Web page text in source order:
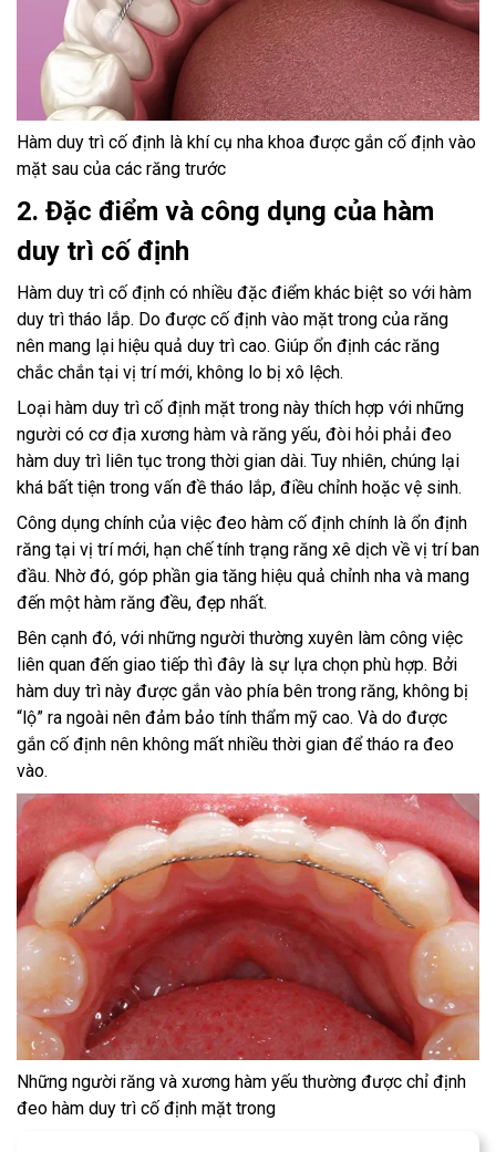
Hàm duy trì cố định là khí cụ nha khoa được gắn cố định vào
mặt sau của các răng trước
2. Đặc điểm và công dụng của hàm
duy trì cố định
Hàm duy trì cố định có nhiều đặc điểm khác biệt so với hàm
duy trì tháo lắp. Do được cố định vào mặt trong của răng
nên mang lại hiệu quả duy trì cao. Giúp ổn định các răng
chắc chắn tại vị trí mới, không lo bị xô lệch.
Loại hàm duy trì cố định mặt trong này thích hợp với những
người có cơ địa xương hàm và răng yếu, đòi hỏi phải đeo
hàm duy trì liên tục trong thời gian dài. Tuy nhiên, chúng lại
khá bất tiện trong vấn đề tháo lắp, điều chỉnh hoặc vệ sinh.
Công dụng chính của việc đeo hàm cố định chính là ổn định
răng tại vị trí mới, hạn chế tính trạng răng xê dịch về vị trí ban
đầu. Nhờ đó, góp phần gia tăng hiệu quả chỉnh nha và mang
đến một hàm răng đều, đẹp nhất.
Bên cạnh đó, với những người thường xuyên làm công việc
liên quan đến giao tiếp thì đây là sự lựa chọn phù hợp. Bởi
hàm duy trì này được gắn vào phía bên trong răng, không bị
“lộ” ra ngoài nên đảm bảo tính thẩm mỹ cao. Và do được
gắn cố định nên không mất nhiều thời gian để tháo ra đeo
vào.
Những người răng và xương hàm yếu thường được chỉ định
đeo hàm duy trì cố định mặt trong